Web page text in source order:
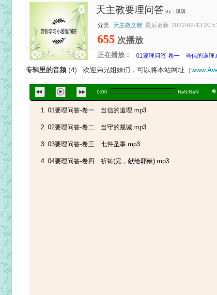
天主教要理问答 By：琪琪
分类: 天主教文献 最后更新: 2022-02-13
655 次播放
正在播放：
专辑里的音频 (4) 欢迎弟兄姐妹们，可以将本站网址（
0:00 NaN:NaN a
01要理问答-卷一 当信的道理
01要理问答-卷一 当信的道理.mp3
02要理问答-卷二 当守的规诫.mp3
03要理问答-卷三 七件圣事.mp3
04要理问答-卷四 祈祷(完，献给耶稣).mp3